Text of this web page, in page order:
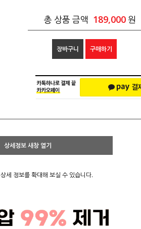
총 상품 금액 189,000 원
장바구니 구매하기
상세정보 새창 열기
상세 정보를 확대해 보실 수 있습니다.